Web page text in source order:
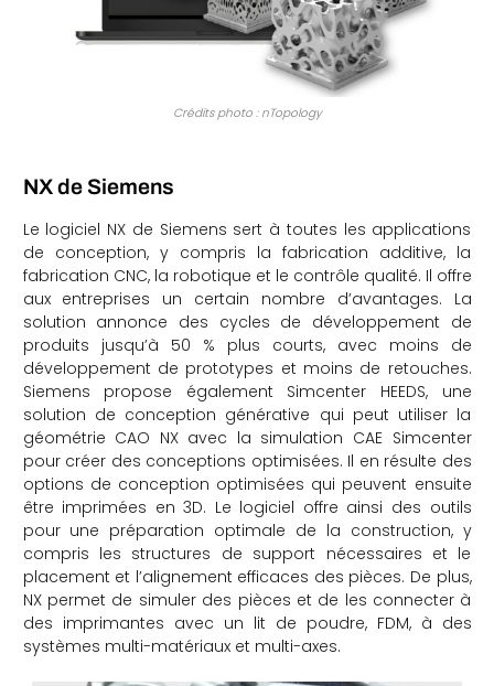
Crédits photo : nTopology
NX de Siemens
Le logiciel NX de Siemens sert à toutes les applications
de conception, y compris la fabrication additive, la
fabrication CNC, la robotique et le contrôle qualité. Il offre
aux entreprises un certain nombre d’avantages. La
solution annonce des cycles de développement de
produits jusqu’à 50 % plus courts, avec moins de
développement de prototypes et moins de retouches.
Siemens propose également Simcenter HEEDS, une
solution de conception générative qui peut utiliser la
géométrie CAO NX avec la simulation CAE Simcenter
pour créer des conceptions optimisées. Il en résulte des
options de conception optimisées qui peuvent ensuite
être imprimées en 3D. Le logiciel offre ainsi des outils
pour une préparation optimale de la construction, y
compris les structures de support nécessaires et le
placement et l’alignement efficaces des pièces. De plus,
NX permet de simuler des pièces et de les connecter à
des imprimantes avec un lit de poudre, FDM, à des
systèmes multi-matériaux et multi-axes.